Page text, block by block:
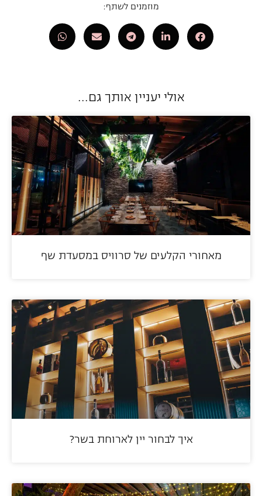
מוזמנים לשתף:
אולי יעניין אותך גם...
מאחורי הקלעים של סרוויס במסעדת שף
איך לבחור יין לארוחת בשר?